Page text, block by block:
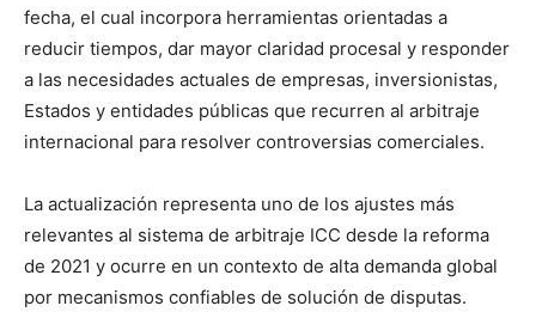
fecha, el cual incorpora herramientas orientadas a
reducir tiempos, dar mayor claridad procesal y responder
a las necesidades actuales de empresas, inversionistas,
Estados y entidades públicas que recurren al arbitraje
internacional para resolver controversias comerciales.
La actualización representa uno de los ajustes más
relevantes al sistema de arbitraje ICC desde la reforma
de 2021 y ocurre en un contexto de alta demanda global
por mecanismos confiables de solución de disputas.